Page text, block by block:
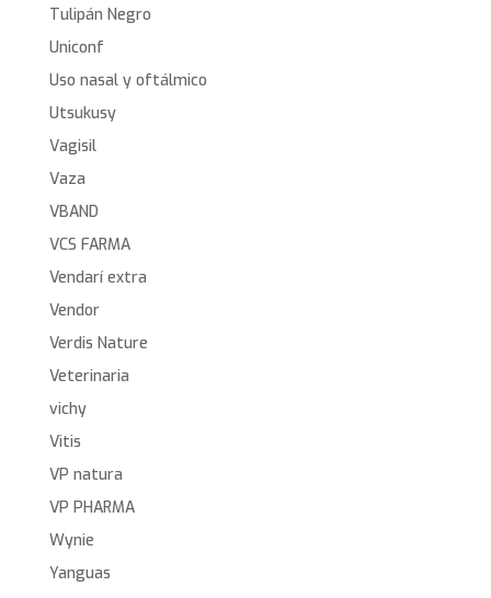
Tulipán Negro
Uniconf
Uso nasal y oftálmico
Utsukusy
Vagisil
Vaza
VBAND
VCS FARMA
Vendarí extra
Vendor
Verdis Nature
Veterinaria
vichy
Vitis
VP natura
VP PHARMA
Wynie
Yanguas